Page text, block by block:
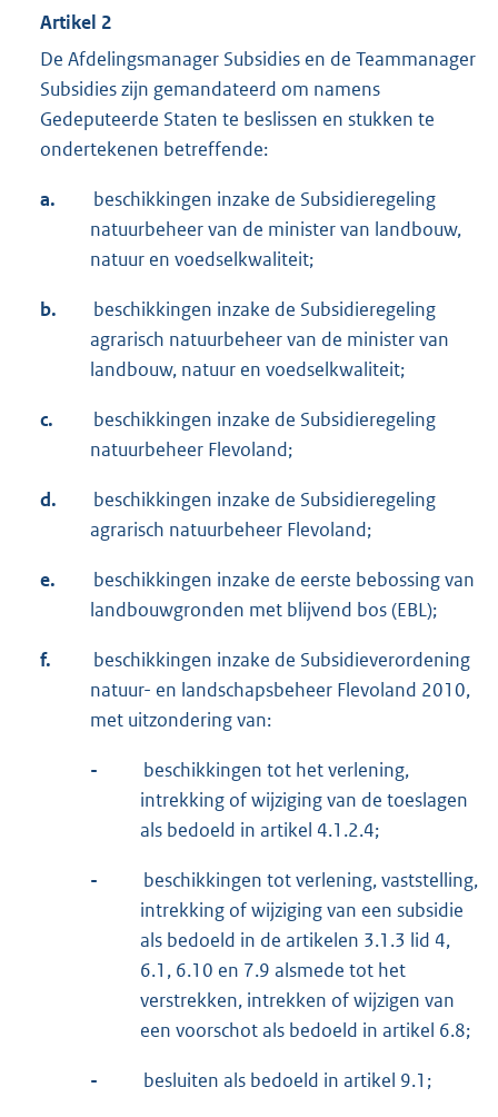
Artikel 2
De Afdelingsmanager Subsidies en de Teammanager
Subsidies zijn gemandateerd om namens
Gedeputeerde Staten te beslissen en stukken te
ondertekenen betreffende:
a.
beschikkingen inzake de Subsidieregeling
natuurbeheer van de minister van landbouw,
natuur en voedselkwaliteit;
b.
beschikkingen inzake de Subsidieregeling
agrarisch natuurbeheer van de minister van
landbouw, natuur en voedselkwaliteit;
c.
beschikkingen inzake de Subsidieregeling
natuurbeheer Flevoland;
d.
beschikkingen inzake de Subsidieregeling
agrarisch natuurbeheer Flevoland;
e.
beschikkingen inzake de eerste bebossing van
landbouwgronden met blijvend bos (EBL);
f.
beschikkingen inzake de Subsidieverordening
natuur- en landschapsbeheer Flevoland 2010,
met uitzondering van:
-
beschikkingen tot het verlening,
intrekking of wijziging van de toeslagen
als bedoeld in artikel 4.1.2.4;
-
beschikkingen tot verlening, vaststelling,
intrekking of wijziging van een subsidie
als bedoeld in de artikelen 3.1.3 lid 4,
6.1, 6.10 en 7.9 alsmede tot het
verstrekken, intrekken of wijzigen van
een voorschot als bedoeld in artikel 6.8;
- besluiten als bedoeld in artikel 9.1;